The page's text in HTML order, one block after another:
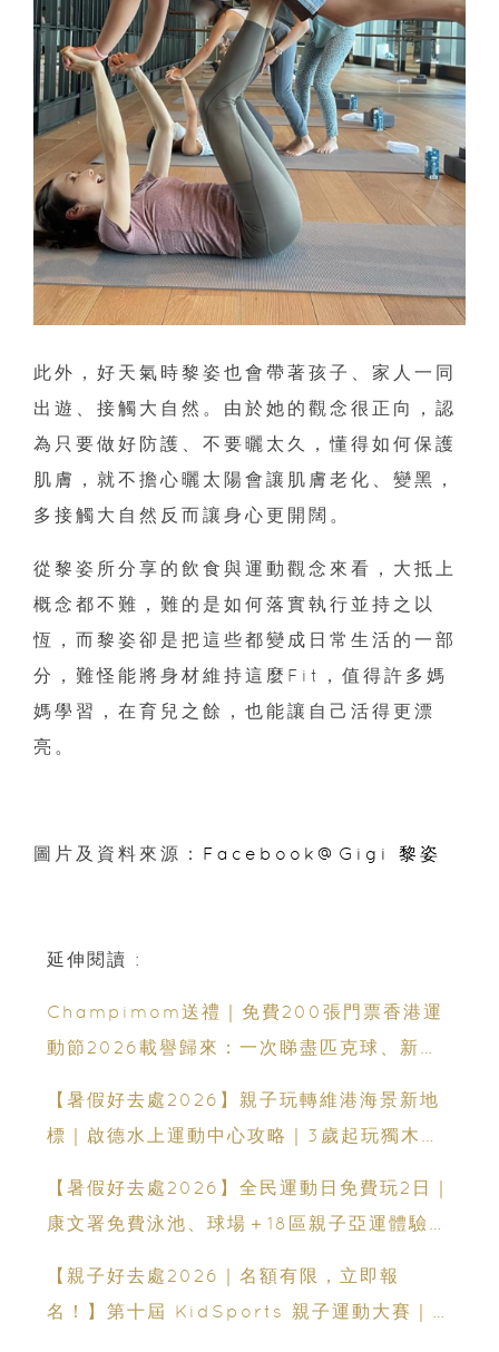
此外，好天氣時黎姿也會帶著孩子、家人一同
出遊、接觸大自然。由於她的觀念很正向，認
為只要做好防護、不要曬太久，懂得如何保護
肌膚，就不擔心曬太陽會讓肌膚老化、變黑，
多接觸大自然反而讓身心更開闊。
從黎姿所分享的飲食與運動觀念來看，大抵上
概念都不難，難的是如何落實執行並持之以
恆，而黎姿卻是把這些都變成日常生活的一部
分，難怪能將身材維持這麼Fit，值得許多媽
媽學習，在育兒之餘，也能讓自己活得更漂
亮。
圖片及資料來源： Facebook@Gigi 黎姿
延伸閱讀 :
Champimom送禮｜免費200張門票香港運
動節2026載譽歸來：一次睇盡匹克球、新興
【暑假好去處2026】親子玩轉維港海景新地
標｜啟德水上運動中心攻略｜3歲起玩獨木舟
【暑假好去處2026】全民運動日免費玩2日｜
康文署免費泳池、球場＋18區親子亞運體驗活
【親子好去處2026｜名額有限，立即報
名！】第十屆 KidSports 親子運動大賽｜